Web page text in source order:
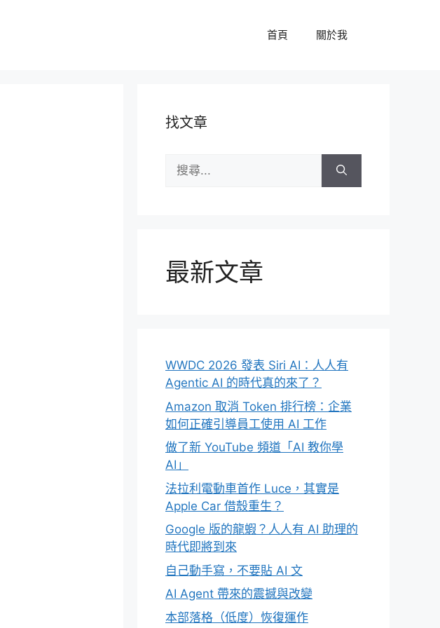
首頁 關於我
找文章
尋:
最新文章
WWDC 2026 發表 Siri AI：人人有
Agentic AI 的時代真的來了？
Amazon 取消 Token 排行榜：企業
如何正確引導員工使用 AI 工作
做了新 YouTube 頻道「AI 教你學
AI」
法拉利電動車首作 Luce，其實是
Apple Car 借殼重生？
Google 版的龍蝦？人人有 AI 助理的
時代即將到來
自己動手寫，不要貼 AI 文
AI Agent 帶來的震撼與改變
本部落格（低度）恢復運作